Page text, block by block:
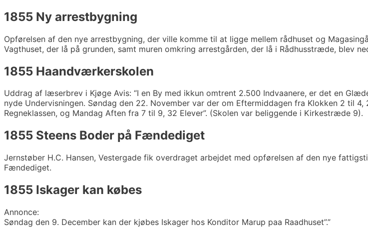
1855 Ny arrestbygning
Opførelsen af den nye arrestbygning, der ville komme til at ligge mellem rådhuset og
Vagthuset, der lå på grunden, samt muren omkring arrestgården, der lå i Rådhusstræde, blev
1855 Haandværkerskolen
Uddrag af læserbrev i Kjøge Avis: “I en By med ikkun omtrent 2.500 Indvaanere, er det en
nyde Undervisningen. Søndag den 22. November var der om Eftermiddagen fra Klokken 2 til
Regneklassen, og Mandag Aften fra 7 til 9, 32 Elever”. (Skolen var beliggende i Kirkestræde 9).
1855 Steens Boder på Fændediget
Jernstøber H.C. Hansen, Vestergade fik overdraget arbejdet med opførelsen af den nye
Fændediget.
1855 Iskager kan købes
Annonce:
Søndag den 9. December kan der kjøbes Iskager hos Konditor Marup paa Raadhuset”.”